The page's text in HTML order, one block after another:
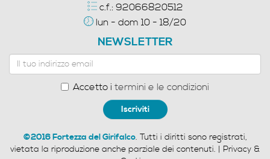
c.f.: 92066820512
lun - dom 10 - 18/20
NEWSLETTER
Accetto i termini e le condizioni
Iscriviti
©2016 Fortezza del Girifalco. Tutti i diritti sono registrati,
vietata la riproduzione anche parziale dei contenuti. | Privacy &